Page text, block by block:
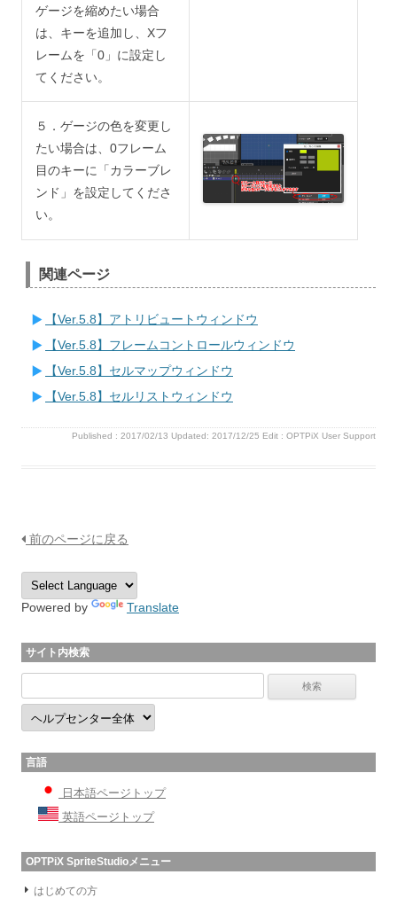
ゲージを縮めたい場合
は、キーを追加し、Xフ
レームを「0」に設定し
てください。
５．ゲージの色を変更し
たい場合は、0フレーム
目のキーに「カラーブレ
ンド」を設定してくださ
い。
関連ページ
【Ver.5.8】アトリビュートウィンドウ
【Ver.5.8】フレームコントロールウィンドウ
【Ver.5.8】セルマップウィンドウ
【Ver.5.8】セルリストウィンドウ
Published : 2017/02/13 Updated: 2017/12/25 Edit : OPTPiX User Support
前のページに戻る
Powered by Translate
サイト内検索
言語
日本語ページトップ
英語ページトップ
OPTPiX SpriteStudioメニュー
はじめての方